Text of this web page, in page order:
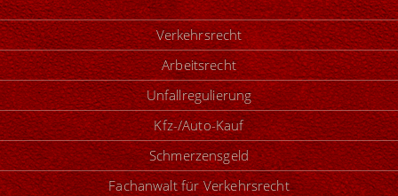
Verkehrsrecht
Arbeitsrecht
Unfallregulierung
Kfz-/Auto-Kauf
Schmerzensgeld
Fachanwalt für Verkehrsrecht